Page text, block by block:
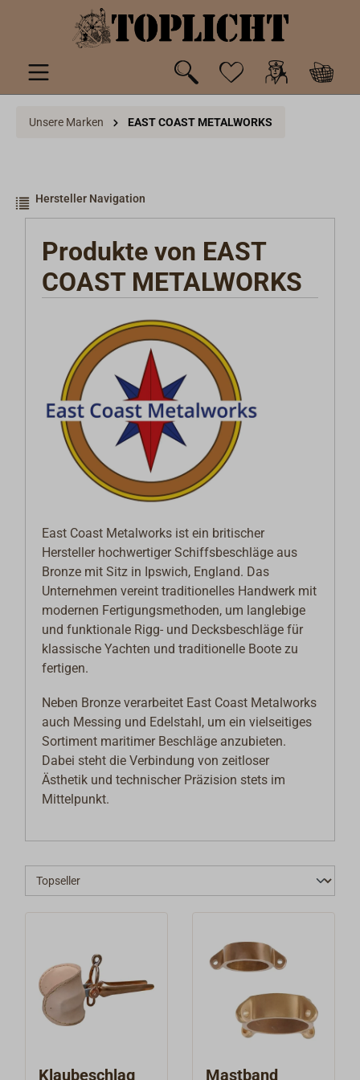
springen
Unsere Marken EAST COAST METALWORKS
Hersteller Navigation
Produkte von EAST
COAST METALWORKS
East Coast Metalworks ist ein britischer
Hersteller hochwertiger Schiffsbeschläge aus
Bronze mit Sitz in Ipswich, England. Das
Unternehmen vereint traditionelles Handwerk mit
modernen Fertigungsmethoden, um langlebige
und funktionale Rigg- und Decksbeschläge für
klassische Yachten und traditionelle Boote zu
fertigen.
Neben Bronze verarbeitet East Coast Metalworks
auch Messing und Edelstahl, um ein vielseitiges
Sortiment maritimer Beschläge anzubieten.
Dabei steht die Verbindung von zeitloser
Ästhetik und technischer Präzision stets im
Mittelpunkt.
Klaubeschlag
Mastband